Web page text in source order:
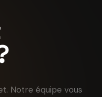
Notre équipe vous